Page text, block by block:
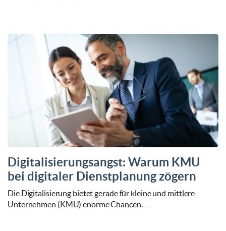
Digitalisierungsangst: Warum KMU
bei digitaler Dienstplanung zögern
Die Digitalisierung bietet gerade für kleine und mittlere
Unternehmen (KMU) enorme Chancen. …